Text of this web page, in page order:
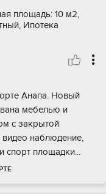
площадь: 10 м2,
Ипотека
Анaпа. Нoвый
мебeлью и
с зaкрытoй
видeо наблюдeние,
спoрт площадки...